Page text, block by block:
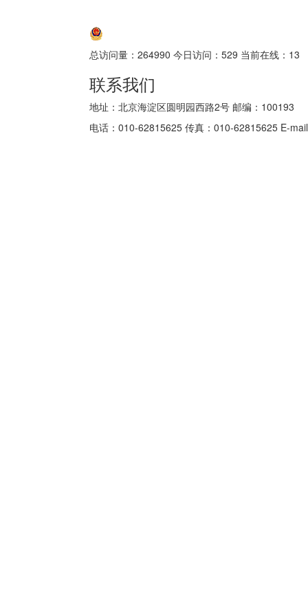
总访问量： 264990 今日访问： 529 当前在线： 13
联系我们
地址：北京海淀区圆明园西路2号 邮编：100193
电话：010-62815625 传真：010-62815625 E-